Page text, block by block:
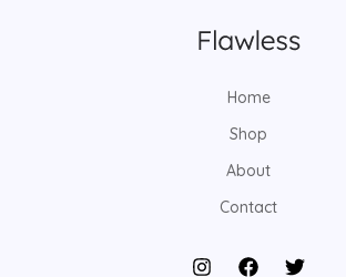
Home
Shop
About
Contact